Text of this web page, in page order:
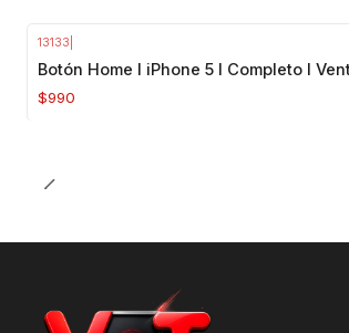
13133
Botón Home I iPhone 5 I Completo I
$990